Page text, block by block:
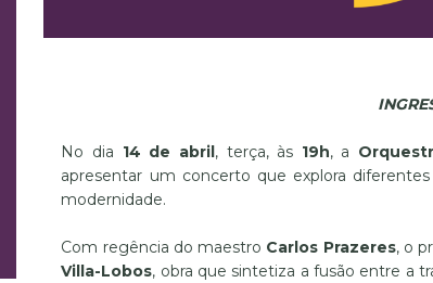
No dia 14 de abril, terça, às 19h, a
apresentar um concerto que explora
modernidade.
Com regência do maestro Carlos Prazeres, o
Villa-Lobos, obra que sintetiza a fusão entre a